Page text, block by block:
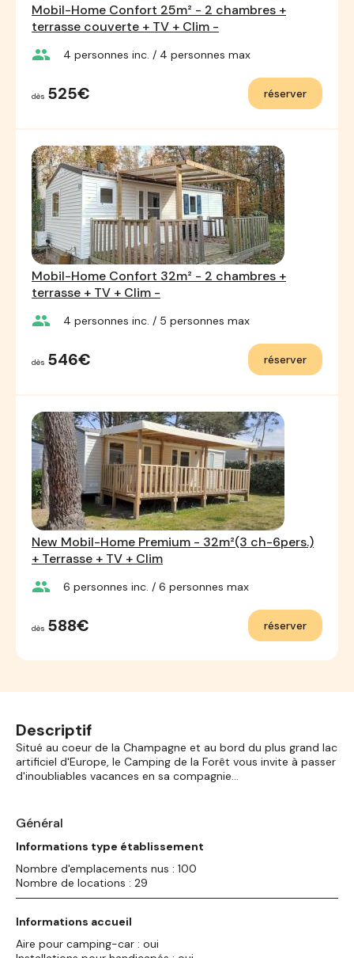
Mobil-Home Confort 25m² - 2 chambres +
terrasse couverte + TV + Clim -
group 4 personnes inc. / 4 personnes max
dès 525€ réserver
Mobil-Home Confort 32m² - 2 chambres +
terrasse + TV + Clim -
group 4 personnes inc. / 5 personnes max
dès 546€ réserver
New Mobil-Home Premium - 32m²(3 ch-6pers.)
+ Terrasse + TV + Clim
group 6 personnes inc. / 6 personnes max
dès 588€ réserver
Descriptif
Situé au coeur de la Champagne et au bord du plus grand lac
artificiel d'Europe, le Camping de la Forêt vous invite à passer
d'inoubliables vacances en sa compagnie...
Général
Informations type établissement
Nombre d'emplacements nus : 100
Nombre de locations : 29
Informations accueil
Aire pour camping-car : oui